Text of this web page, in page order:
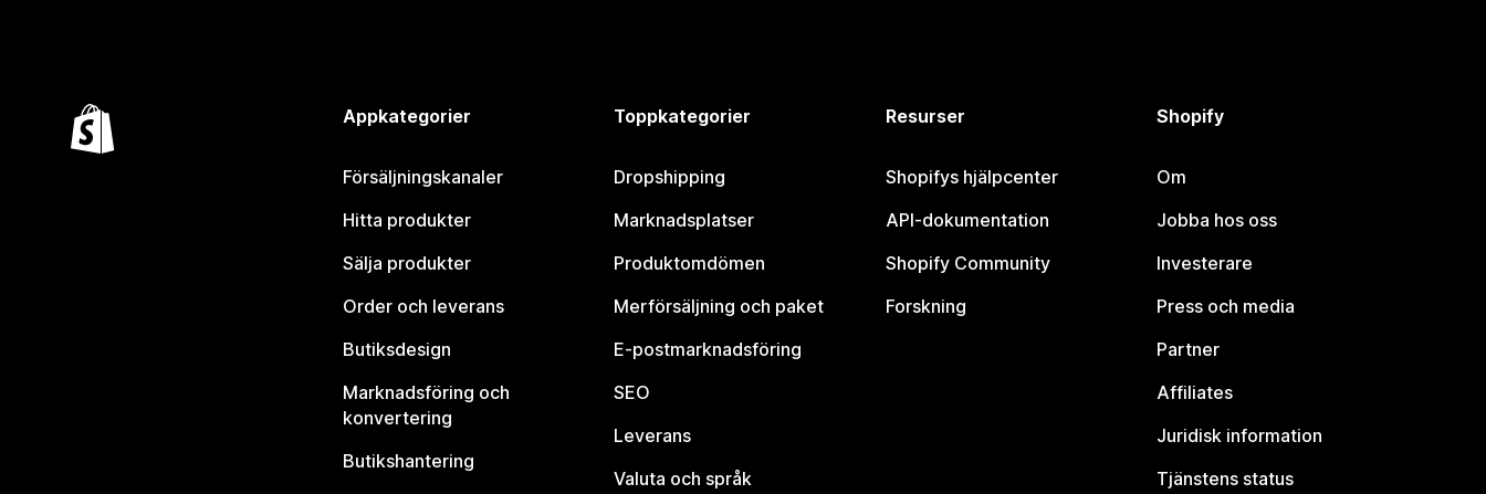
Appkategorier
Försäljningskanaler
Hitta produkter
Sälja produkter
Order och leverans
Butiksdesign
Marknadsföring och
konvertering
Butikshantering
Toppkategorier
Dropshipping
Marknadsplatser
Produktomdömen
Merförsäljning och paket
E-postmarknadsföring
SEO
Leverans
Valuta och språk
Resurser
Shopifys hjälpcenter
API-dokumentation
Shopify Community
Forskning
Shopify
Om
Jobba hos oss
Investerare
Press och media
Partner
Affiliates
Juridisk information
Tjänstens status